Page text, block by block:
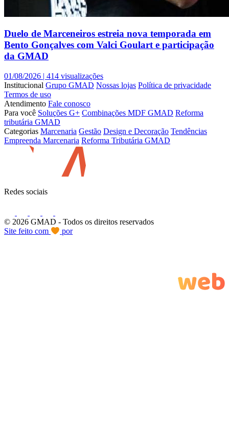
Duelo de Marceneiros estreia nova temporada em
Bento Gonçalves com Valci Goulart e participação
da GMAD
01/08/2026 | 414 visualizações
Institucional Grupo GMAD Nossas lojas Política de privacidade
Termos de uso
Atendimento Fale conosco
Para você Soluções G+ Combinações MDF GMAD Reforma
tributária GMAD
Categorias Marcenaria Gestão Design e Decoração Tendências
Empreenda Marcenaria Reforma Tributária GMAD
Redes sociais
© 2026 GMAD - Todos os direitos reservados
Site feito com
por